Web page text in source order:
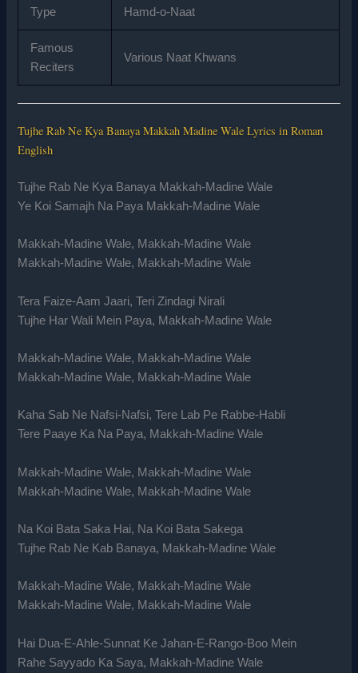
Type Hamd-o-Naat
Famous
Reciters
Various Naat Khwans
Tujhe Rab Ne Kya Banaya Makkah Madine Wale Lyrics in Roman
English
Tujhe Rab Ne Kya Banaya Makkah-Madine Wale
Ye Koi Samajh Na Paya Makkah-Madine Wale
Makkah-Madine Wale, Makkah-Madine Wale
Makkah-Madine Wale, Makkah-Madine Wale
Tera Faize-Aam Jaari, Teri Zindagi Nirali
Tujhe Har Wali Mein Paya, Makkah-Madine Wale
Makkah-Madine Wale, Makkah-Madine Wale
Makkah-Madine Wale, Makkah-Madine Wale
Kaha Sab Ne Nafsi-Nafsi, Tere Lab Pe Rabbe-Habli
Tere Paaye Ka Na Paya, Makkah-Madine Wale
Makkah-Madine Wale, Makkah-Madine Wale
Makkah-Madine Wale, Makkah-Madine Wale
Na Koi Bata Saka Hai, Na Koi Bata Sakega
Tujhe Rab Ne Kab Banaya, Makkah-Madine Wale
Makkah-Madine Wale, Makkah-Madine Wale
Makkah-Madine Wale, Makkah-Madine Wale
Hai Dua-E-Ahle-Sunnat Ke Jahan-E-Rango-Boo Mein
Rahe Sayyado Ka Saya, Makkah-Madine Wale